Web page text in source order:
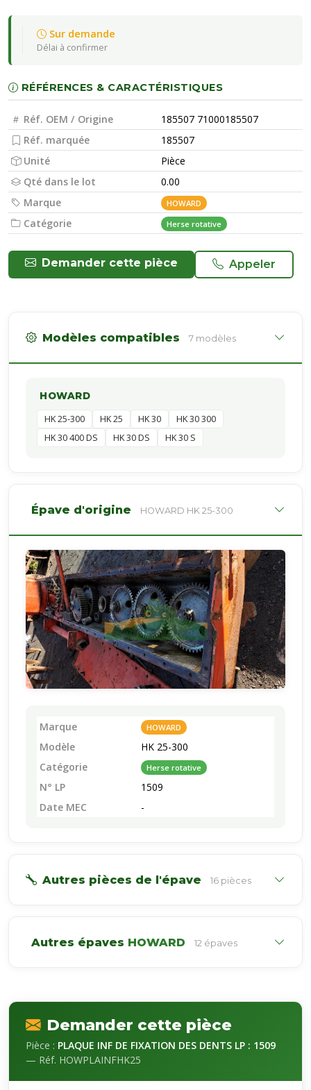
Sur demande
Délai à confirmer
RÉFÉRENCES & CARACTÉRISTIQUES
Réf. OEM / Origine
185507 71000185507
Réf. marquée
185507
Unité
Pièce
Qté dans le lot
0.00
Marque
HOWARD
Catégorie Herse rotative
Demander cette pièce Appeler
Modèles compatibles 7 modèles
HOWARD
HK 25-300 HK 25 HK 30
HK 30 300
HK 30 400 DS
HK 30 DS HK 30 S
Épave d'origine HOWARD HK 25-300
Marque HOWARD
Modèle
HK 25-300
Catégorie
Herse rotative
N° LP
1509
Date MEC
-
Autres pièces de l'épave 16 pièces
Autres épaves HOWARD 12 épaves
Demander cette pièce
Pièce : PLAQUE INF DE FIXATION DES DENTS LP : 1509
— Réf. HOWPLAINFHK25